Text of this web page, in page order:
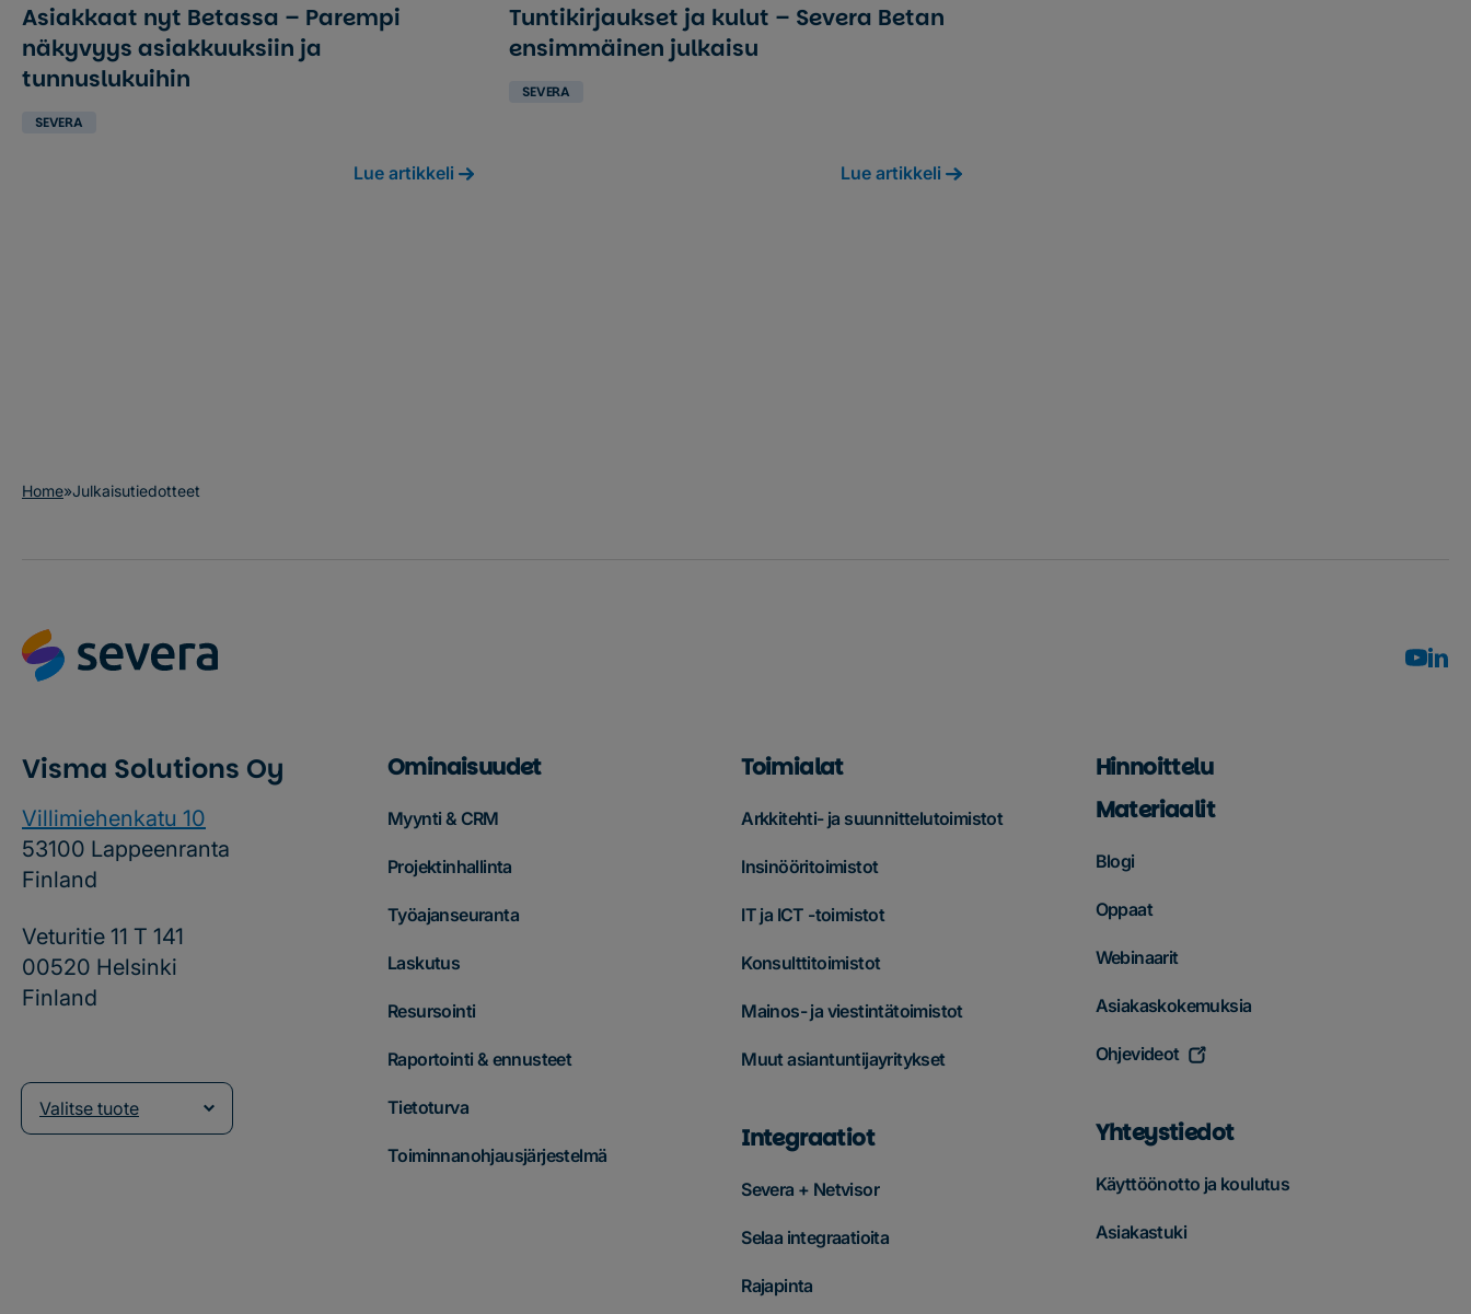
Asiakkaat nyt Betassa – Parempi
näkyvyys asiakkuuksiin ja
tunnuslukuihin
SEVERA
Lue artikkeli
Tuntikirjaukset ja kulut – Severa Betan
ensimmäinen julkaisu
SEVERA
Lue artikkeli
Home»Julkaisutiedotteet
Visma Solutions Oy
Villimiehenkatu 10
53100 Lappeenranta
Finland
Veturitie 11 T 141
00520 Helsinki
Finland
Valitse tuote
Ominaisuudet
Myynti & CRM
Projektinhallinta
Työajanseuranta
Laskutus
Resursointi
Raportointi & ennusteet
Tietoturva
Toiminnanohjausjärjestelmä
Toimialat
Arkkitehti- ja suunnittelutoimistot
Insinööritoimistot
IT ja ICT -toimistot
Konsulttitoimistot
Mainos- ja viestintätoimistot
Muut asiantuntijayritykset
Integraatiot
Severa + Netvisor
Selaa integraatioita
Rajapinta
Hinnoittelu
Materiaalit
Blogi
Oppaat
Webinaarit
Asiakaskokemuksia
Ohjevideot
Yhteystiedot
Käyttöönotto ja koulutus
Asiakastuki